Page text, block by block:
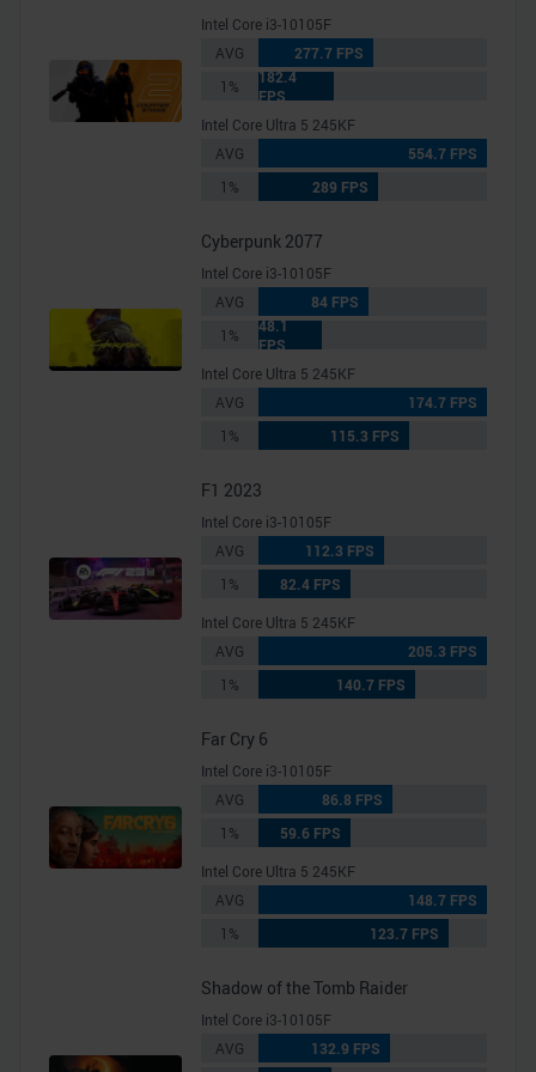
Intel Core i3-10105F
AVG
277.7 FPS
1%
182.4
FPS
Intel Core Ultra 5 245KF
AVG
554.7 FPS
1%
289 FPS
Cyberpunk 2077
Intel Core i3-10105F
AVG
84 FPS
1%
48.1
FPS
Intel Core Ultra 5 245KF
AVG
174.7 FPS
1%
115.3 FPS
F1 2023
Intel Core i3-10105F
AVG
112.3 FPS
1%
82.4 FPS
Intel Core Ultra 5 245KF
AVG
205.3 FPS
1%
140.7 FPS
Far Cry 6
Intel Core i3-10105F
AVG
86.8 FPS
1%
59.6 FPS
Intel Core Ultra 5 245KF
AVG
148.7 FPS
1%
123.7 FPS
Shadow of the Tomb Raider
Intel Core i3-10105F
AVG
132.9 FPS